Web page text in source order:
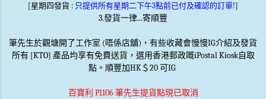
[星期四發貨 : 只提供所有星期二下午3點前已付及確認的訂單!]
3.發貨一律...寄順豐
筆先生於觀塘開了工作室 (唔係店舖)，有些收藏會慢慢IG介紹及發貨
所有 [KTO] 產品均享有免費送貨，選用香港郵政嘅iPostal Kiosk自取
點。順豐加HK＄20 可IG
百寶利 P1106 筆先生提貨點現已取消